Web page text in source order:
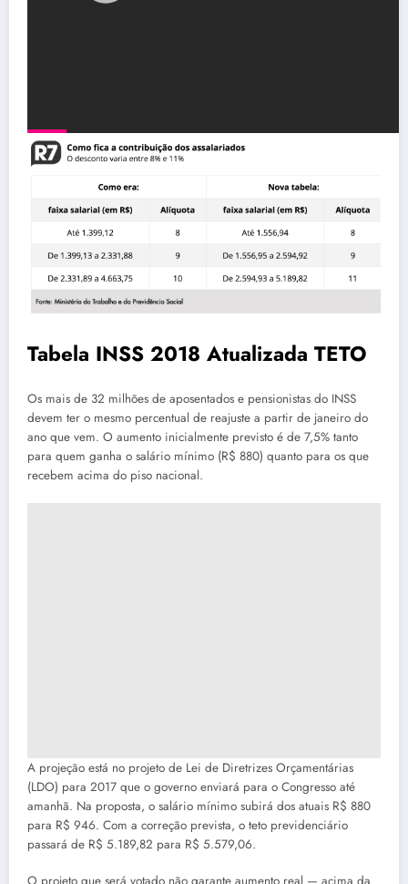
Tabela INSS 2018 Atualizada TETO
Os mais de 32 milhões de aposentados e pensionistas do INSS
devem ter o mesmo percentual de reajuste a partir de janeiro do
ano que vem. O aumento inicialmente previsto é de 7,5% tanto
para quem ganha o salário mínimo (R$ 880) quanto para os que
recebem acima do piso nacional.
A projeção está no projeto de Lei de Diretrizes Orçamentárias
(LDO) para 2017 que o governo enviará para o Congresso até
amanhã. Na proposta, o salário mínimo subirá dos atuais R$ 880
para R$ 946. Com a correção prevista, o teto previdenciário
passará de R$ 5.189,82 para R$ 5.579,06.